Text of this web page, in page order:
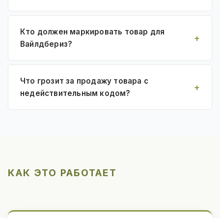
Кто должен маркировать товар для
Вайлдбериз?
Что грозит за продажу товара с
недействительным кодом?
КАК ЭТО РАБОТАЕТ